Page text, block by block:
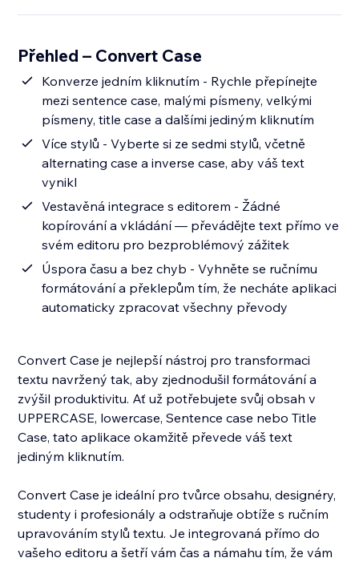
Přehled – Convert Case
Konverze jedním kliknutím - Rychle přepínejte
mezi sentence case, malými písmeny, velkými
písmeny, title case a dalšími jediným kliknutím
Více stylů - Vyberte si ze sedmi stylů, včetně
alternating case a inverse case, aby váš text
vynikl
Vestavěná integrace s editorem - Žádné
kopírování a vkládání — převádějte text přímo ve
svém editoru pro bezproblémový zážitek
Úspora času a bez chyb - Vyhněte se ručnímu
formátování a překlepům tím, že necháte aplikaci
automaticky zpracovat všechny převody
Convert Case je nejlepší nástroj pro transformaci
textu navržený tak, aby zjednodušil formátování a
zvýšil produktivitu. Ať už potřebujete svůj obsah v
UPPERCASE, lowercase, Sentence case nebo Title
Case, tato aplikace okamžitě převede váš text
jediným kliknutím.
Convert Case je ideální pro tvůrce obsahu, designéry,
studenty i profesionály a odstraňuje obtíže s ručním
upravováním stylů textu. Je integrovaná přímo do
vašeho editoru a šetří vám čas a námahu tím, že vám